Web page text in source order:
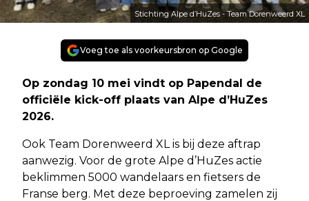
Stichting Alpe d’HuZes - Team Dorenweerd XL
Voeg toe als voorkeursbron op Google
Op zondag 10 mei vindt op Papendal de
officiële kick-off plaats van Alpe d’HuZes
2026.
Ook Team Dorenweerd XL is bij deze aftrap
aanwezig. Voor de grote Alpe d’HuZes actie
beklimmen 5000 wandelaars en fietsers de
Franse berg. Met deze beproeving zamelen zij